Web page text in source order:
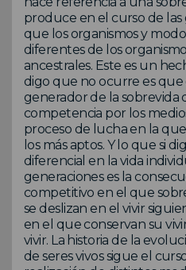
produce en el curso de
que los organismos y
diferentes de los
ancestrales. Este es un
digo que no ocurre es que
generador de la sobrevida
competencia por los
proceso de lucha en la
los más aptos. Y lo que si
diferencial en la vida
generaciones es la
competitivo en el que
se deslizan en el vivir
en el que conservan su
vivir. La historia de la
de seres vivos sigue el